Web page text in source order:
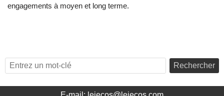
engagements à moyen et long terme.
Rechercher